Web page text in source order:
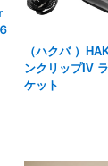
（ハクバ ）
ンクリップIV
ケット